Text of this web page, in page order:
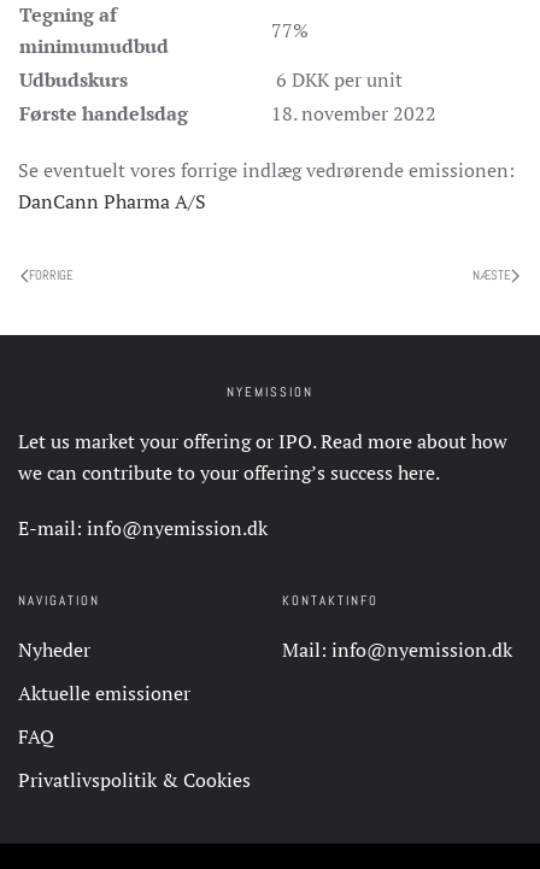
Tegning af
minimumudbud
77%
Udbudskurs
6 DKK per unit
Første handelsdag
18. november 2022
Se eventuelt vores forrige indlæg vedrørende emissionen:
DanCann Pharma A/S
FORRIGE NÆSTE
NYEMISSION
Let us market your offering or IPO. Read more about how
we can contribute to your offering’s success here.
E-mail: info@nyemission.dk
NAVIGATION
Nyheder
Aktuelle emissioner
FAQ
Privatlivspolitik & Cookies
KONTAKTINFO
Mail: info@nyemission.dk